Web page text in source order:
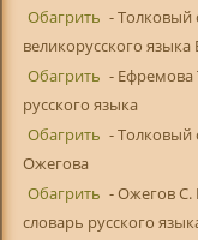
Обагрить - Толковый
великорусского языка
Обагрить - Ефремова
русского языка
Обагрить - Толковый
Ожегова
Обагрить - Ожегов
словарь русского